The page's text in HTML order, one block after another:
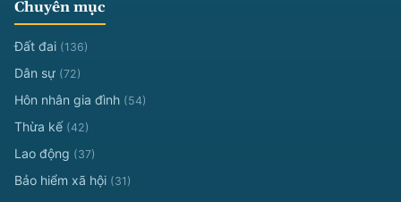
Chuyên mục
Đất đai (136)
Dân sự (72)
Hôn nhân gia đình (54)
Thừa kế (42)
Lao động (37)
Bảo hiểm xã hội (31)